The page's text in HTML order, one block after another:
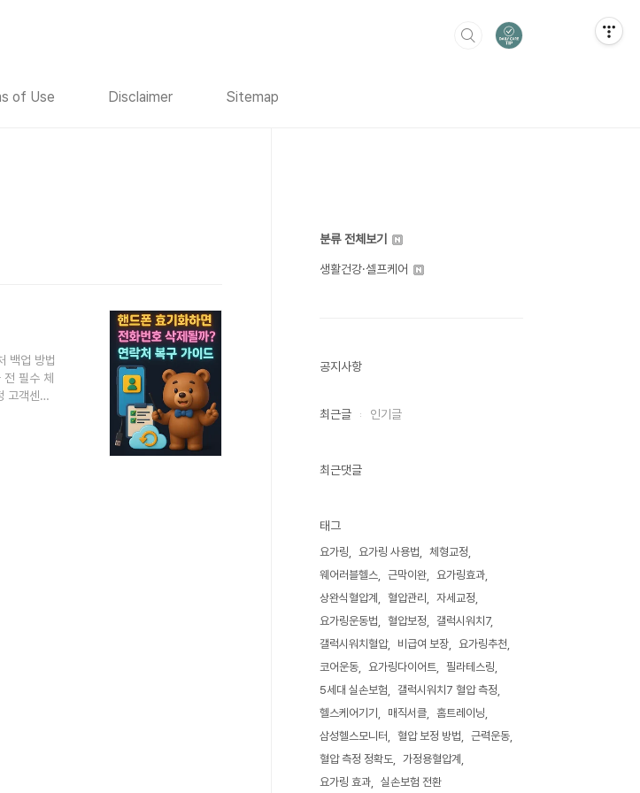
of Use Disclaimer Sitemap
백업 방법
필수 체
객센터,
공
분류 전체보기
생활건강·셀프케어
공지사항
최근글 인기글
최근댓글
태그
요가링 요가링 사용법
체형교정
웨어러블헬스
근막이완
요가링효과
상완식혈압계
혈압관리
자세교정
요가링운동법
혈압보정
갤럭시워치7
갤럭시워치혈압
비급여 보장
요가링추천
코어운동
요가링다이어트
필라테스링
5세대 실손보험
갤럭시워치7 혈압 측정
헬스케어기기
매직서클
홈트레이닝
삼성헬스모니터
혈압 보정 방법
근력운동
혈압 측정 정확도
가정용혈압계
요가링 효과
실손보험 전환